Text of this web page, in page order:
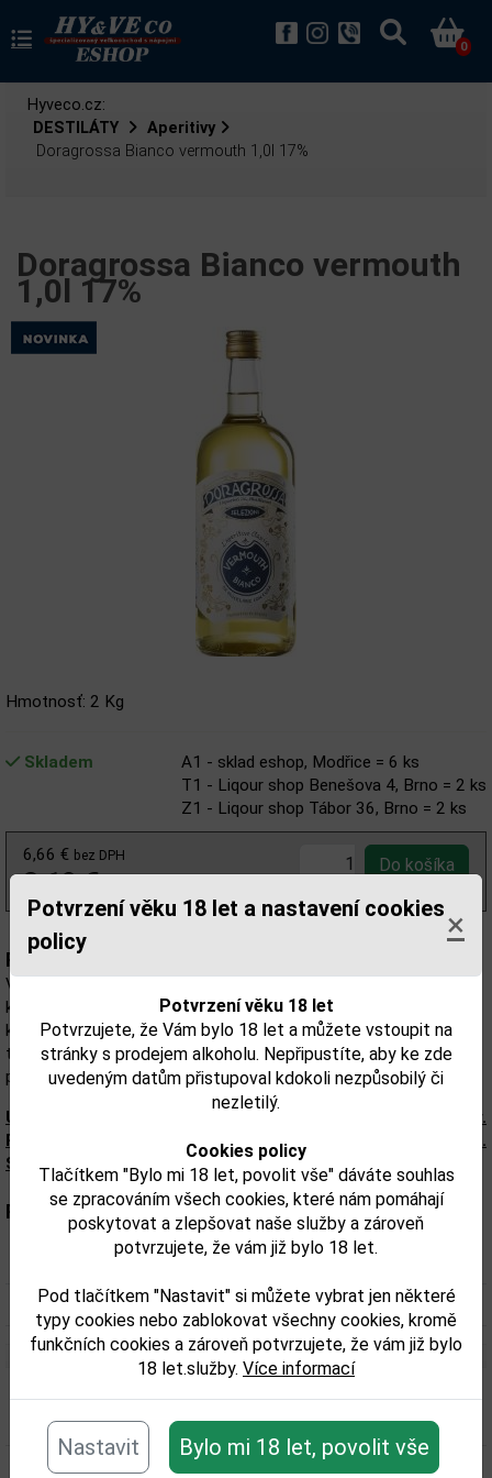
Potvrzení věku 18 let a nastavení cookies
policy
×
Potvrzení věku 18 let
Potvrzujete, že Vám bylo 18 let a můžete vstoupit na
stránky s prodejem alkoholu. Nepřipustíte, aby ke zde
uvedeným datům přistupoval kdokoli nezpůsobilý či
nezletilý.
Cookies policy
Tlačítkem "Bylo mi 18 let, povolit vše" dáváte souhlas
se zpracováním všech cookies, které nám pomáhají
poskytovat a zlepšovat naše služby a zároveň
potvrzujete, že vám již bylo 18 let.
Pod tlačítkem "Nastavit" si můžete vybrat jen některé
typy cookies nebo zablokovat všechny cookies, kromě
funkčních cookies a zároveň potvrzujete, že vám již bylo
18 let.služby. Více informací
Nastavit Bylo mi 18 let, povolit vše
0
Hyveco.cz:
DESTILÁTY
Aperitivy
Doragrossa Bianco vermouth 1,0l 17%
Doragrossa Bianco vermouth
1,0l 17%
Hmotnosť: 2 Kg
Skladem
A1 - sklad eshop, Modřice = 6 ks
T1 - Liqour shop Benešova 4, Brno = 2 ks
Z1 - Liqour shop Tábor 36, Brno = 2 ks
6,66 € bez DPH
8,19 €
Popis:
Vermút má svetlo slamovú farbu. Jeho jemná a sladká chuť
kombinuje horké tóny paliny s náznakmi bylín a pomarančovej
kôry. Vôňa odhaľuje kyticu korenených bylinných a ovocných
tónov. Odporúča sa podávať ako aperitív s ľadom a
pomarančovou alebo citrónovou šťavou.
Upozorňujeme, že tento produkt môže obsahovať alergény.
Presné zloženie a alergény sú k dispozícii na obale výrobku.
Skontrolujte prosím pred konzumáciou.
Parametry:
Obsah alkoholu obj. %:
Objem obalu (L): 1
Související zboží